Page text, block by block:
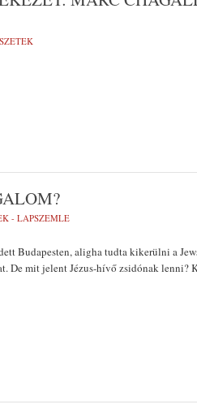
- LAPSZEMLE
Budapesten, aligha tudta kikerülni a
De mit jelent Jézus-hívő zsidónak lenni?